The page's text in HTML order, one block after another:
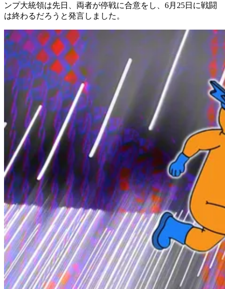
ンプ大統領は先日、両者が停戦に合意をし、6月25日に戦闘
は終わるだろうと発言しました。